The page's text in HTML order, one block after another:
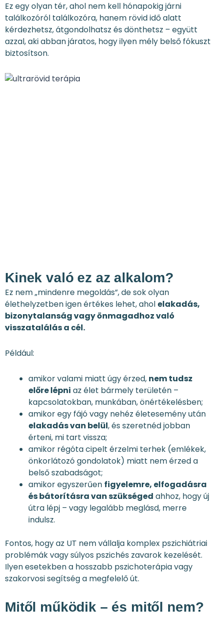
Ez egy olyan tér, ahol nem kell hónapokig járni
találkozóról találkozóra, hanem rövid idő alatt
kérdezhetsz, átgondolhatsz és dönthetsz – együtt
azzal, aki abban járatos, hogy ilyen mély belső fókuszt
biztosítson.
Kinek való ez az alkalom?
Ez nem „mindenre megoldás”, de sok olyan
élethelyzetben igen értékes lehet, ahol elakadás,
bizonytalanság vagy önmagadhoz való
visszatalálás a cél.
Például:
amikor valami miatt úgy érzed, nem tudsz
előre lépni az élet bármely területén –
kapcsolatokban, munkában, önértékelésben;
amikor egy fájó vagy nehéz életesemény után
elakadás van belül, és szeretnéd jobban
érteni, mi tart vissza;
amikor régóta cipelt érzelmi terhek (emlékek,
önkorlátozó gondolatok) miatt nem érzed a
belső szabadságot;
amikor egyszerűen figyelemre, elfogadásra
és bátorításra van szükséged ahhoz, hogy új
útra lépj – vagy legalább meglásd, merre
indulsz.
Fontos, hogy az UT nem vállalja komplex pszichiátriai
problémák vagy súlyos pszichés zavarok kezelését.
Ilyen esetekben a hosszabb pszichoterápia vagy
szakorvosi segítség a megfelelő út.
Mitől működik – és mitől nem?